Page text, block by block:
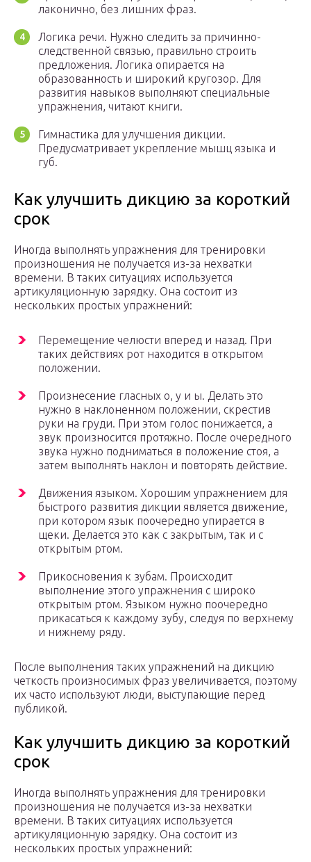
лаконично, без лишних фраз.
Логика речи. Нужно следить за причинно-
следственной связью, правильно строить
предложения. Логика опирается на
образованность и широкий кругозор. Для
развития навыков выполняют специальные
упражнения, читают книги.
Гимнастика для улучшения дикции.
Предусматривает укрепление мышц языка и
губ.
Как улучшить дикцию за короткий
срок
Иногда выполнять упражнения для тренировки
произношения не получается из-за нехватки
времени. В таких ситуациях используется
артикуляционную зарядку. Она состоит из
нескольких простых упражнений:
Перемещение челюсти вперед и назад. При
таких действиях рот находится в открытом
положении.
Произнесение гласных о, у и ы. Делать это
нужно в наклоненном положении, скрестив
руки на груди. При этом голос понижается, а
звук произносится протяжно. После очередного
звука нужно подниматься в положение стоя, а
затем выполнять наклон и повторять действие.
Движения языком. Хорошим упражнением для
быстрого развития дикции является движение,
при котором язык поочередно упирается в
щеки. Делается это как с закрытым, так и с
открытым ртом.
Прикосновения к зубам. Происходит
выполнение этого упражнения с широко
открытым ртом. Языком нужно поочередно
прикасаться к каждому зубу, следуя по верхнему
и нижнему ряду.
После выполнения таких упражнений на дикцию
четкость произносимых фраз увеличивается, поэтому
их часто используют люди, выступающие перед
публикой.
Как улучшить дикцию за короткий
срок
Иногда выполнять упражнения для тренировки
произношения не получается из-за нехватки
времени. В таких ситуациях используется
артикуляционную зарядку. Она состоит из
нескольких простых упражнений: